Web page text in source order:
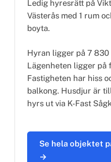
Ledig hyresrätt på
Västerås med 1 rum
boyta.
Hyran ligger på 7
Lägenheten ligger på
Fastigheten har hiss
balkong. Husdjur är
hyrs ut via K-Fast
Se hela objektet
→